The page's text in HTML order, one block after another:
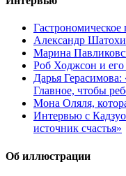
Александр
Марина
Роб Ходжсон и его
Дарья Герасимова:
Главное, чтобы
Мона Оляля,
Интервью с
источник счастья»
Об иллюстрации